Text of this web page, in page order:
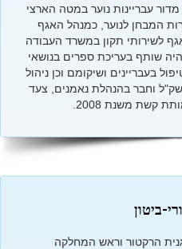
עבריינות נוער במטה הארצי
המבחן לנוער, כמנהל האגף
לשירותי תקון במשרד העבודה
שותף בעריכת ספרים בנושאי
בעבריינים ושיקומם וכן ניהול
וחבר בהנהלת נאמנים, צעד
קשת משנת 2008.
ביטון
הרקטור וראש המחלקה